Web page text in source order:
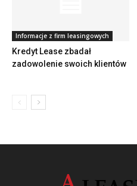
Informacje z firm leasingowych
Kredyt Lease zbadał
zadowolenie swoich klientów